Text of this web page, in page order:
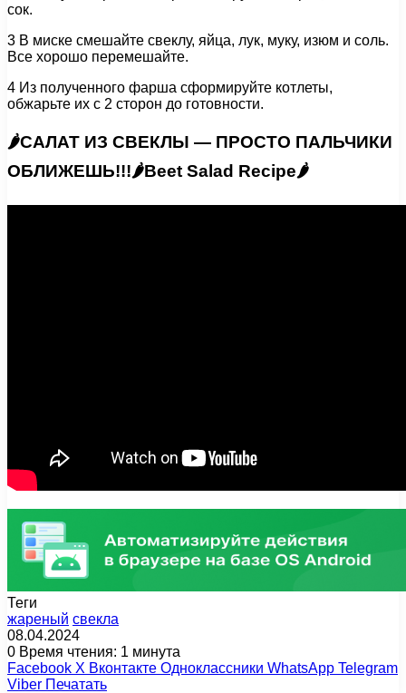
сок.
3 В миске смешайте свеклу, яйца, лук, муку, изюм и соль.
Все хорошо перемешайте.
4 Из полученного фарша сформируйте котлеты,
обжарьте их с 2 сторон до готовности.
🌶САЛАТ ИЗ СВЕКЛЫ — ПРОСТО ПАЛЬЧИКИ
ОБЛИЖЕШЬ!!!🌶Beet Salad Recipe🌶
Теги
жареный свекла
08.04.2024
0 Время чтения: 1 минута
Facebook X Вконтакте Одноклассники WhatsApp Telegram
Viber Печатать